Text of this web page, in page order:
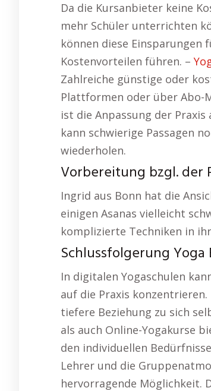
Da die Kursanbieter keine
mehr Schüler unterrichten
können diese
Kostenvorteilen führen. –
Zahlreiche günstige oder
Plattformen oder über Abo-
ist die Anpassung der
kann schwierige Passagen
wiederholen.
Vorbereitung bzgl. der
Ingrid aus Bonn hat die
einigen Asanas vielleicht
komplizierte Techniken in
Schlussfolgerung
In digitalen Yogaschulen
auf die Praxis
tiefere Beziehung zu sich
als auch Online-Yogakurse
den individuellen
Lehrer und die
hervorragende Möglichkeit.